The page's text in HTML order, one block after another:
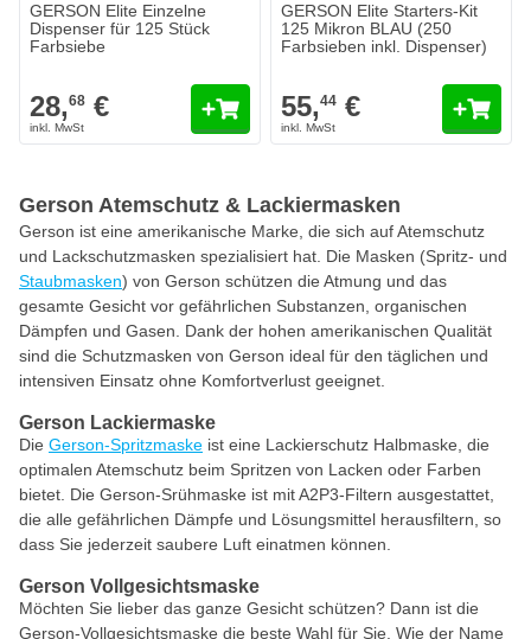
GERSON Elite Einzelne
Dispenser für 125 Stück
Farbsiebe
28,68 €
GERSON Elite Starters-Kit
125 Mikron BLAU (250
Farbsieben inkl. Dispenser)
55,44 €
Gerson Atemschutz & Lackiermasken
Gerson ist eine amerikanische Marke, die sich auf Atemschutz
und Lackschutzmasken spezialisiert hat. Die Masken (Spritz- und
Staubmasken) von Gerson schützen die Atmung und das
gesamte Gesicht vor gefährlichen Substanzen, organischen
Dämpfen und Gasen. Dank der hohen amerikanischen Qualität
sind die Schutzmasken von Gerson ideal für den täglichen und
intensiven Einsatz ohne Komfortverlust geeignet.
Gerson Lackiermaske
Die Gerson-Spritzmaske ist eine Lackierschutz Halbmaske, die
optimalen Atemschutz beim Spritzen von Lacken oder Farben
bietet. Die Gerson-Srühmaske ist mit A2P3-Filtern ausgestattet,
die alle gefährlichen Dämpfe und Lösungsmittel herausfiltern, so
dass Sie jederzeit saubere Luft einatmen können.
Gerson Vollgesichtsmaske
Möchten Sie lieber das ganze Gesicht schützen? Dann ist die
Gerson-Vollgesichtsmaske die beste Wahl für Sie. Wie der Name